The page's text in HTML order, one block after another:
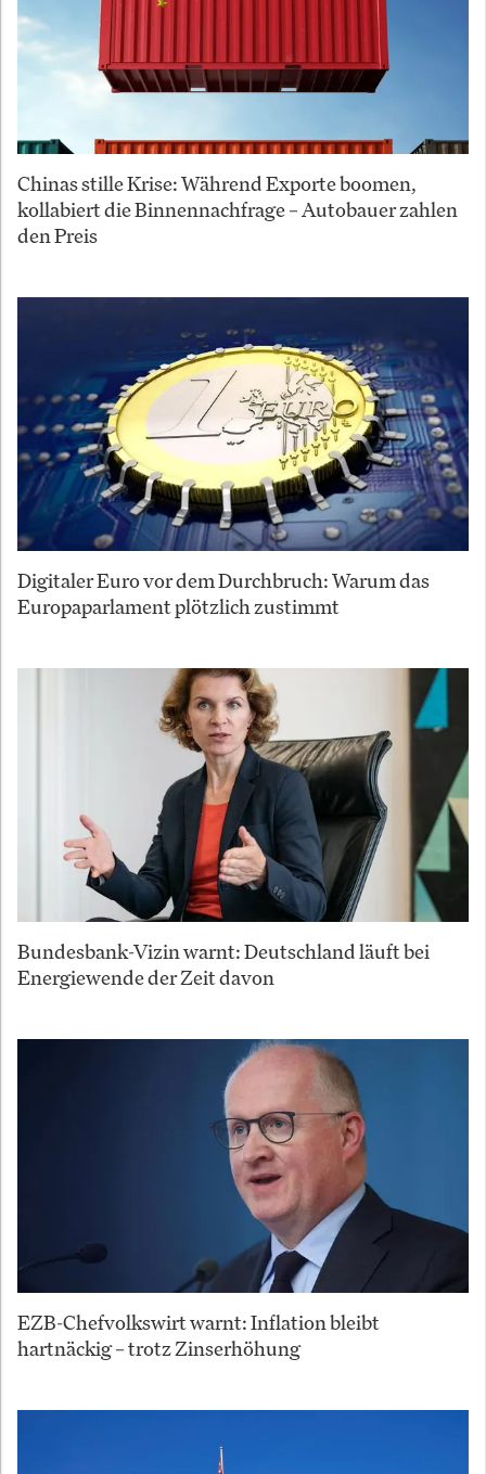
Chinas stille Krise: Während Exporte boomen,
kollabiert die Binnennachfrage – Autobauer zahlen
den Preis
Digitaler Euro vor dem Durchbruch: Warum das
Europaparlament plötzlich zustimmt
Bundesbank-Vizin warnt: Deutschland läuft bei
Energiewende der Zeit davon
EZB-Chefvolkswirt warnt: Inflation bleibt
hartnäckig – trotz Zinserhöhung